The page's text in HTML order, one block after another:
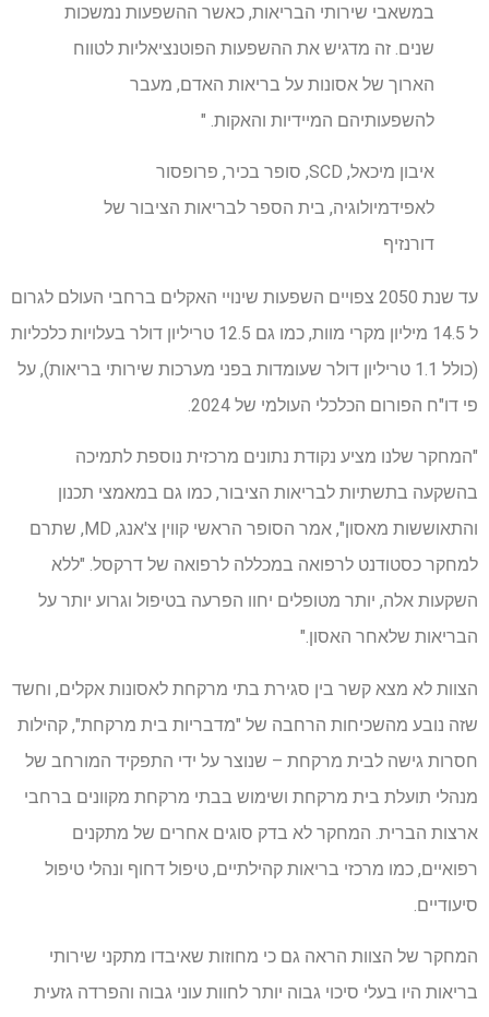
במשאבי שירותי הבריאות, כאשר ההשפעות נמשכות
שנים. זה מדגיש את ההשפעות הפוטנציאליות לטווח
הארוך של אסונות על בריאות האדם, מעבר
להשפעותיהם המיידיות והאקות. "
איבון מיכאל, SCD, סופר בכיר, פרופסור
לאפידמיולוגיה, בית הספר לבריאות הציבור של
דורנזיף
עד שנת 2050 צפויים השפעות שינויי האקלים ברחבי העולם לגרום
ל 14.5 מיליון מקרי מוות, כמו גם 12.5 טריליון דולר בעלויות כלכליות
(כולל 1.1 טריליון דולר שעומדות בפני מערכות שירותי בריאות), על
פי דו"ח הפורום הכלכלי העולמי של 2024.
"המחקר שלנו מציע נקודת נתונים מרכזית נוספת לתמיכה
בהשקעה בתשתיות לבריאות הציבור, כמו גם במאמצי תכנון
והתאוששות מאסון", אמר הסופר הראשי קווין צ'אנג, MD, שתרם
למחקר כסטודנט לרפואה במכללה לרפואה של דרקסל. "ללא
השקעות אלה, יותר מטופלים יחוו הפרעה בטיפול וגרוע יותר על
הבריאות שלאחר האסון."
הצוות לא מצא קשר בין סגירת בתי מרקחת לאסונות אקלים, וחשד
שזה נובע מהשכיחות הרחבה של "מדבריות בית מרקחת", קהילות
חסרות גישה לבית מרקחת – שנוצר על ידי התפקיד המורחב של
מנהלי תועלת בית מרקחת ושימוש בבתי מרקחת מקוונים ברחבי
ארצות הברית. המחקר לא בדק סוגים אחרים של מתקנים
רפואיים, כמו מרכזי בריאות קהילתיים, טיפול דחוף ונהלי טיפול
סיעודיים.
המחקר של הצוות הראה גם כי מחוזות שאיבדו מתקני שירותי
בריאות היו בעלי סיכוי גבוה יותר לחוות עוני גבוה והפרדה גזעית